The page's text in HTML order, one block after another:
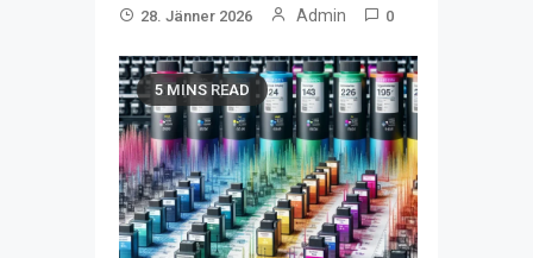
28. Jänner 2026 Admin 0
5 MINS READ